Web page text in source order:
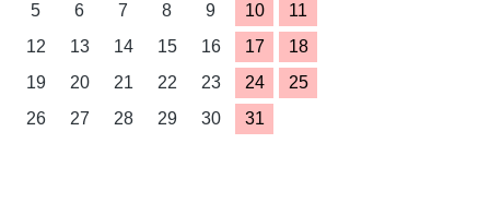
5
6 7 8 9 10
11
12
13 14 15 16 17
18
19
20 21 22 23 24
25
26
27 28 29 30 31